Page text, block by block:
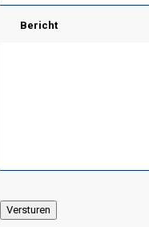
Bericht
Versturen